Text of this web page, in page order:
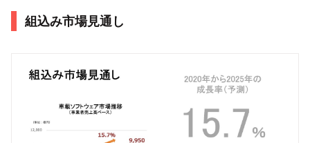
組込み市場見通し